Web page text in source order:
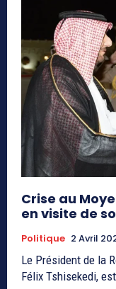
Crise au
en visite de
Politique 2 Avril
Le Président de la
Félix Tshisekedi,